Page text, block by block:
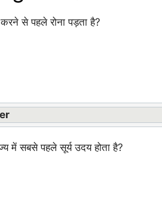
से पहले रोना पड़ता है?
में सबसे पहले सूर्य उदय होता है?